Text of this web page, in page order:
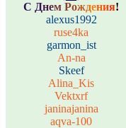
С Днем Рождения!
alexus1992
ruse4ka
garmon_ist
An-na
Skeef
Alina_Kis
Vektxrf
janinajanina
aqva-100